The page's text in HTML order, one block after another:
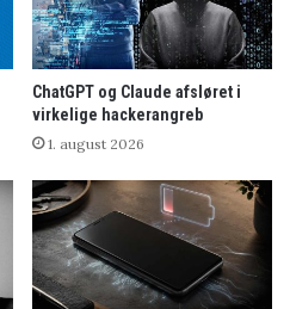
ChatGPT og Claude afsløret i
virkelige hackerangreb
1. august 2026